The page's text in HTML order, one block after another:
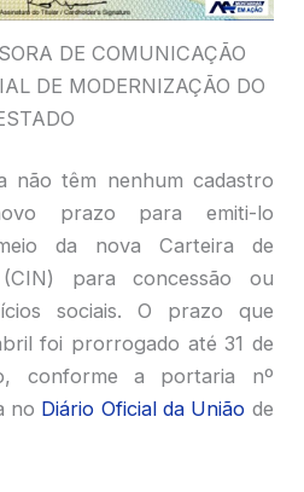
DE COMUNICAÇÃO
DE MODERNIZAÇÃO DO
não têm nenhum cadastro
prazo para emiti-lo
da nova Carteira de
(CIN) para concessão ou
sociais. O prazo que
foi prorrogado até 31 de
conforme a portaria nº
no Diário Oficial da União de